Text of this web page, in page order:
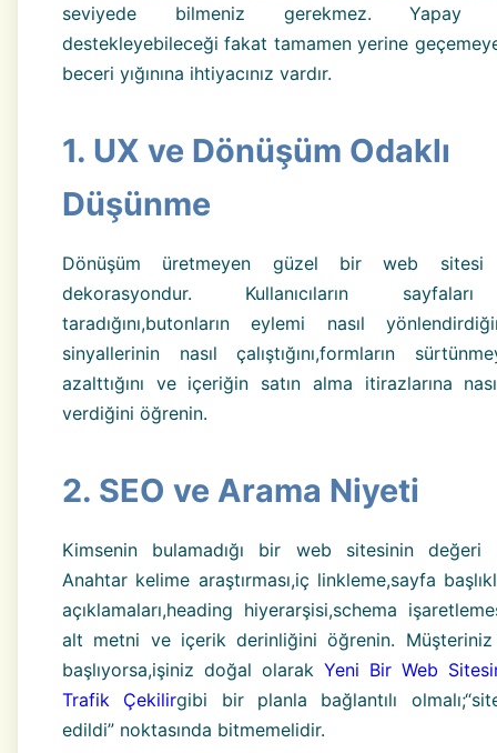
seviyede bilmeniz gerekmez. Yapay
destekleyebileceği fakat tamamen yerine
beceri yığınına ihtiyacınız vardır.
1. UX ve Dönüşüm Odaklı
Düşünme
Dönüşüm üretmeyen güzel bir web sitesi
dekorasyondur. Kullanıcıların
taradığını,butonların eylemi nasıl
sinyallerinin nasıl çalıştığını,formların
azalttığını ve içeriğin satın alma itirazlarına
verdiğini öğrenin.
2. SEO ve Arama Niyeti
Kimsenin bulamadığı bir web sitesinin değeri
Anahtar kelime araştırması,iç linkleme,sayfa
açıklamaları,heading hiyerarşisi,schema
alt metni ve içerik derinliğini öğrenin. Müşteriniz
başlıyorsa,işiniz doğal olarak Yeni Bir Web
Trafik Çekilirgibi bir planla bağlantılı
edildi” noktasında bitmemelidir.